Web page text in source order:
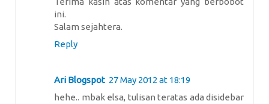
ini.
Salam sejahtera.
Reply
Ari Blogspot 27 May 2012 at 18:19
hehe.. mbak elsa, tulisan teratas ada disidebar